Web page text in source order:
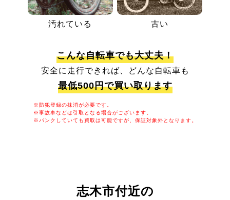
汚れている 古い
こんな自転車でも大丈夫！
安全に走行できれば、どんな自転車も
最低500円で買い取ります
※防犯登録の抹消が必要です。
※事故車などは引取となる場合がございます。
※パンクしていても買取は可能ですが、保証対象外となります。
志木市付近の